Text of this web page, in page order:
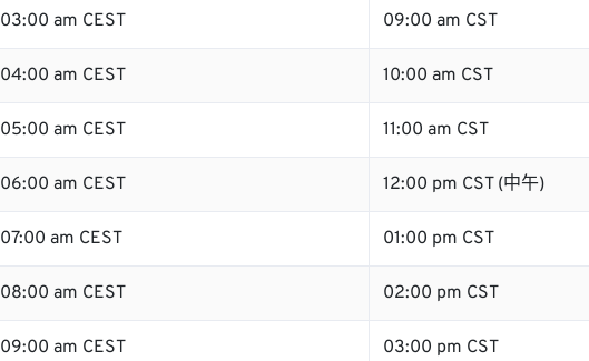
03:00 am CEST 09:00 am CST
04:00 am CEST 10:00 am CST
05:00 am CEST 11:00 am CST
06:00 am CEST 12:00 pm CST (中午)
07:00 am CEST 01:00 pm CST
08:00 am CEST 02:00 pm CST
09:00 am CEST 03:00 pm CST